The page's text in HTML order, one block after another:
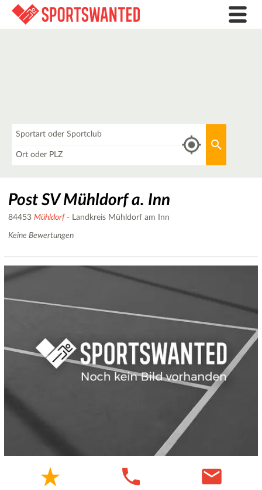
Post SV Mühldorf a. Inn
84453 Mühldorf- Landkreis Mühldorf am Inn
Keine Bewertungen